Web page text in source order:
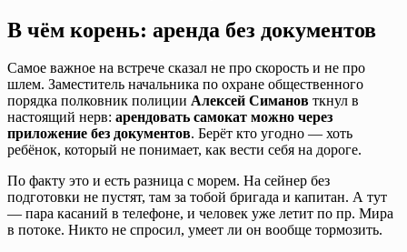
В чём корень: аренда без документов
Самое важное на встрече сказал не про скорость и не про
шлем. Заместитель начальника по охране общественного
порядка полковник полиции Алексей Симанов ткнул в
настоящий нерв: арендовать самокат можно через
приложение без документов. Берёт кто угодно — хоть
ребёнок, который не понимает, как вести себя на дороге.
По факту это и есть разница с морем. На сейнер без
подготовки не пустят, там за тобой бригада и капитан. А тут
— пара касаний в телефоне, и человек уже летит по пр. Мира
в потоке. Никто не спросил, умеет ли он вообще тормозить.